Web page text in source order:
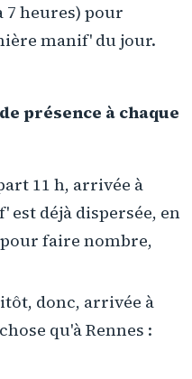
7 heures) pour
manif' du jour.
présence à chaque
11 h, arrivée à
est déjà dispersée, en
faire nombre,
donc, arrivée à
qu'à Rennes :